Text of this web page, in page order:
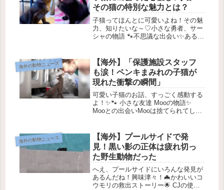
その猫の特別な魅力とは？
子猫ってほんとに可愛いよね！その魅
力、知りたいな～♡小さな勇者、サー
シャの物語 🐾不思議な出会い✨ある
ました。彼女はその可愛い子猫が特別
な存在であることにすぐに気づいたん
で...
海外の動物ニュース
【海外】「保護施設スタッフ
も涙！ペンキまみれの子猫が
現れた衝撃の瞬間」
可愛い子猫のお話、すっごく感動する
よ！✨🐾 小さな友達 Mooの物語✨
Mooとの出会いMooは捨てられてしま
は、毎日たくさんの捨てられた動物た
ちが保護...
海外の動物ニュース
【海外】プールサイドで発
見！黒い影の正体は疲れ切っ
た野生動物だった
へえ、プールサイドにいろんな発見が
あるんだね！興味津々！🦇かわいいコ
ウモリの救出ストーリー🌟 CJの使命